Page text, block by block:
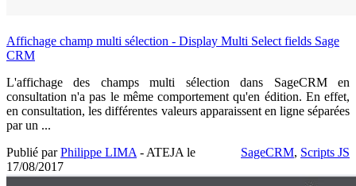
Affichage champ multi sélection - Display Multi Select fields Sage
CRM
L'affichage des champs multi sélection dans SageCRM en
consultation n'a pas le même comportement qu'en édition. En effet,
en consultation, les différentes valeurs apparaissent en ligne séparées
par un ...
SageCRM, Scripts JS
Publié parPhilippe LIMA - ATEJA le
17/08/2017